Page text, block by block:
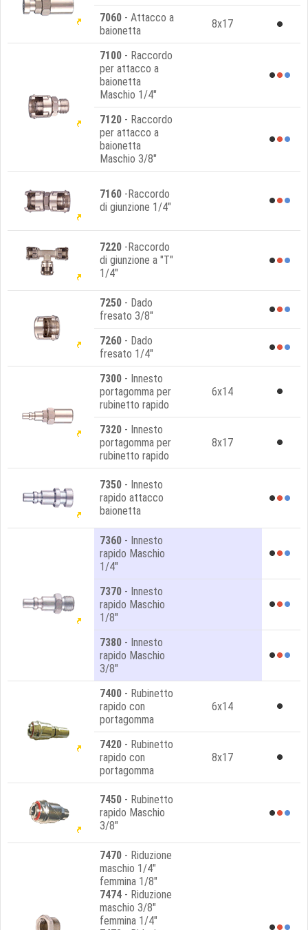
7060 - Attacco a
baionetta
8x17
7100 - Raccordo
per attacco a
baionetta
Maschio 1/4"
7120 - Raccordo
per attacco a
baionetta
Maschio 3/8"
7160 -Raccordo
di giunzione 1/4"
7220 -Raccordo
di giunzione a "T"
1/4"
7250 - Dado
fresato 3/8"
7260 - Dado
fresato 1/4"
7300 - Innesto
portagomma per
rubinetto rapido
6x14
7320 - Innesto
portagomma per
rubinetto rapido
8x17
7350 - Innesto
rapido attacco
baionetta
7360 - Innesto
rapido Maschio
1/4"
7370 - Innesto
rapido Maschio
1/8"
7380 - Innesto
rapido Maschio
3/8"
7400 - Rubinetto
rapido con
portagomma
6x14
7420 - Rubinetto
rapido con
portagomma
8x17
7450 - Rubinetto
rapido Maschio
3/8"
7470 - Riduzione
maschio 1/4"
femmina 1/8"
7474 - Riduzione
maschio 3/8"
femmina 1/4"